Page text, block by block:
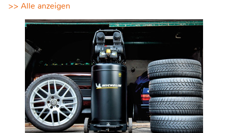
>> Alle anzeigen